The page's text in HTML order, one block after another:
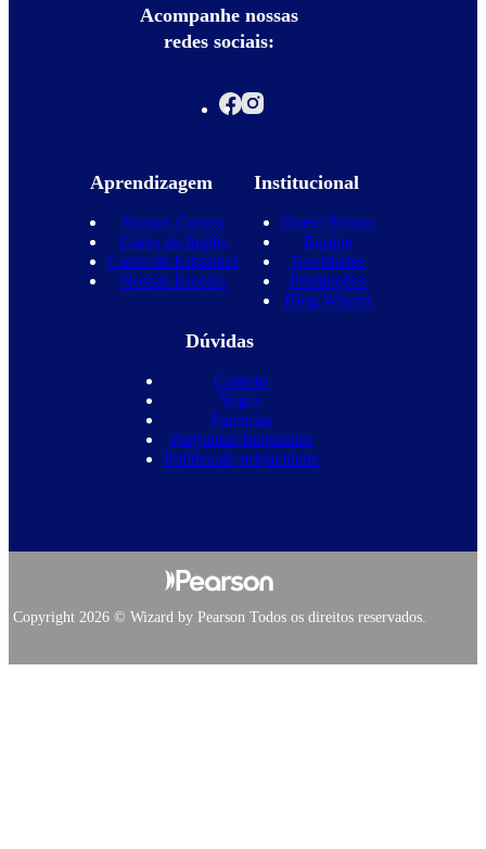
Acompanhe nossas
redes sociais:
Aprendizagem
Nossos Cursos
Curso de Inglês
Curso de Espanhol
Nossas Escolas
Institucional
Quem Somos
Equipe
Novidades
Promoções
Blog Wizard
Dúvidas
Contato
Vagas
Parcerias
Perguntas frequentes
Política de privacidade
Copyright 2026 © Wizard by Pearson Todos os direitos reservados.